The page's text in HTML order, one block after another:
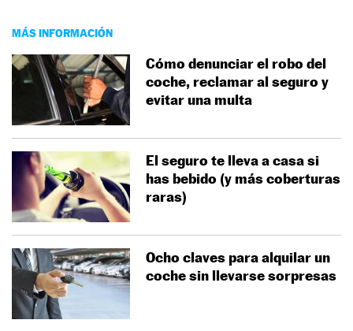
MÁS INFORMACIÓN
Cómo denunciar el robo del
coche, reclamar al seguro y
evitar una multa
El seguro te lleva a casa si
has bebido (y más coberturas
raras)
Ocho claves para alquilar un
coche sin llevarse sorpresas